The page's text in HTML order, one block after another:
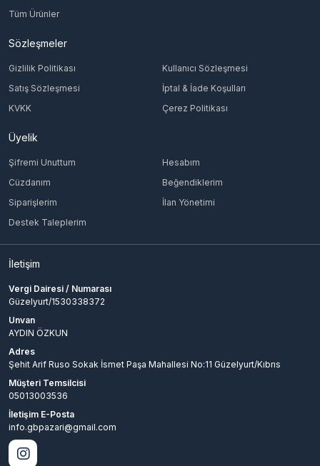
Tüm Ürünler
Sözleşmeler
Gizlilik Politikası
Kullanıcı Sözleşmesi
Satış Sözleşmesi
İptal & İade Koşulları
KVKK
Çerez Politikası
Üyelik
Şifremi Unuttum
Hesabım
Cüzdanım
Beğendiklerim
Siparişlerim
İlan Yönetimi
Destek Taleplerim
İletişim
Vergi Dairesi / Numarası
Güzelyurt/1530338372
Unvan
AYDIN ÖZKUN
Adres
Şehit Arif Ruso Sokak İsmet Paşa Mahallesi No:11 Güzelyurt/Kıbrıs
Müşteri Temsilcisi
05013003536
İletişim E-Posta
info.gbpazari@gmail.com